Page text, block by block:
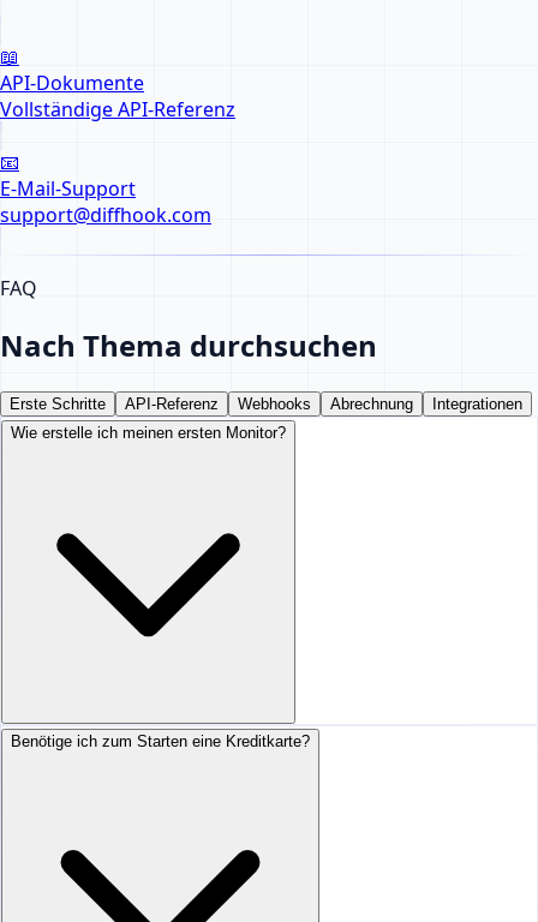
📖
API-Dokumente
Vollständige API-Referenz
📧
E-Mail-Support
support@diffhook.com
FAQ
Nach Thema durchsuchen
Erste Schritte API-Referenz Webhooks Abrechnung
Integrationen
Wie erstelle ich meinen ersten Monitor?
Benötige ich zum Starten eine Kreditkarte?